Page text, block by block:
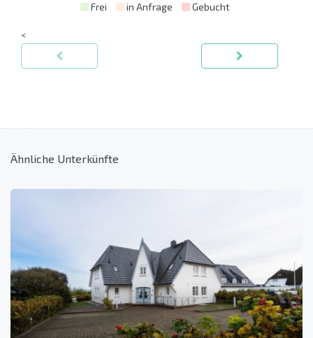
Frei in Anfrage Gebucht
<
Ähnliche Unterkünfte